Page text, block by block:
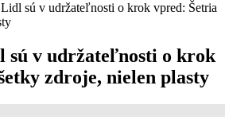
sú v udržateľnosti o krok vpred: Šetria
sú v udržateľnosti o krok
zdroje, nielen plasty